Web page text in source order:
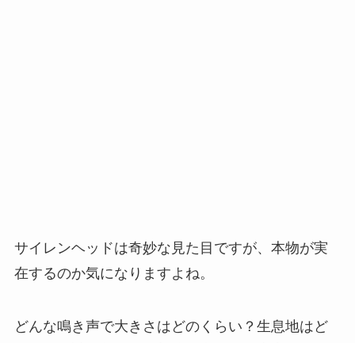
サイレンヘッドは奇妙な見た目ですが、本物が実
在するのか気になりますよね。
どんな鳴き声で大きさはどのくらい？生息地はど